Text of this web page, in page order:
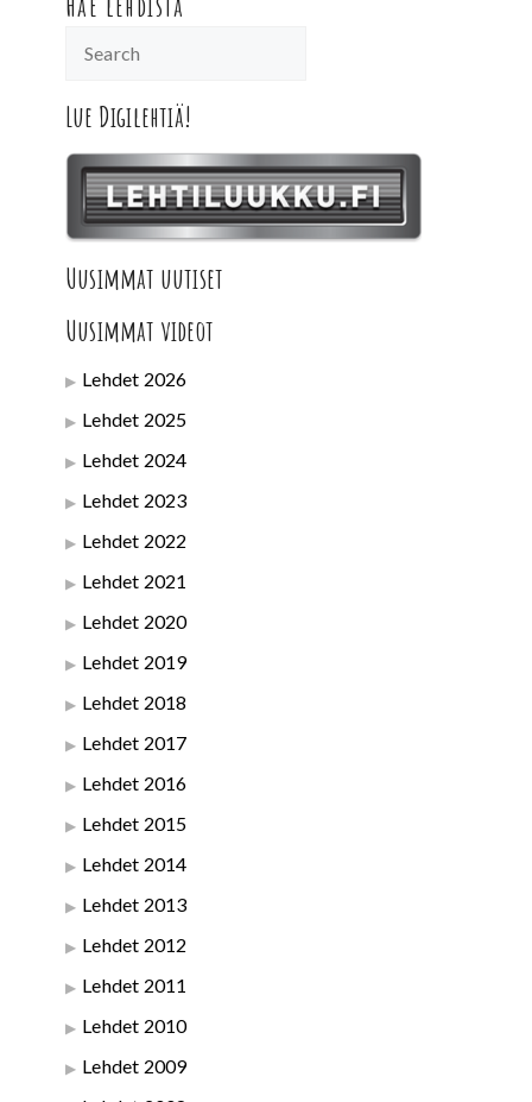
Lue Digilehtiä!
Uusimmat uutiset
Uusimmat videot
Lehdet 2026
Lehdet 2025
Lehdet 2024
Lehdet 2023
Lehdet 2022
Lehdet 2021
Lehdet 2020
Lehdet 2019
Lehdet 2018
Lehdet 2017
Lehdet 2016
Lehdet 2015
Lehdet 2014
Lehdet 2013
Lehdet 2012
Lehdet 2011
Lehdet 2010
Lehdet 2009